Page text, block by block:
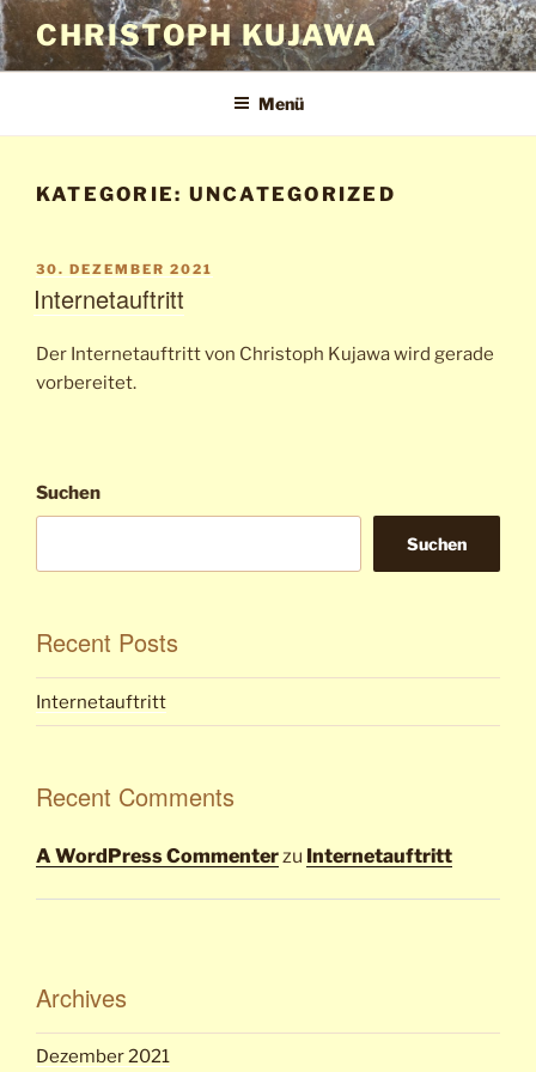
Zum
Inhalt
springen
CHRISTOPH KUJAWA
Menü
KATEGORIE: UNCATEGORIZED
VERÖFFENTLICHT
AM
30. DEZEMBER 2021
Internetauftritt
Der Internetauftritt von Christoph Kujawa wird gerade
vorbereitet.
Suchen
Suchen
Recent Posts
Internetauftritt
Recent Comments
A WordPress Commenter zu Internetauftritt
Archives
Dezember 2021